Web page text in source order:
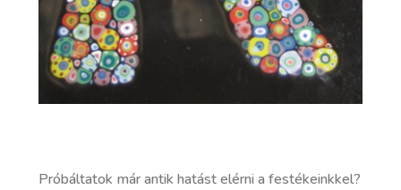
Próbáltatok már antik hatást elérni a festékeinkkel?